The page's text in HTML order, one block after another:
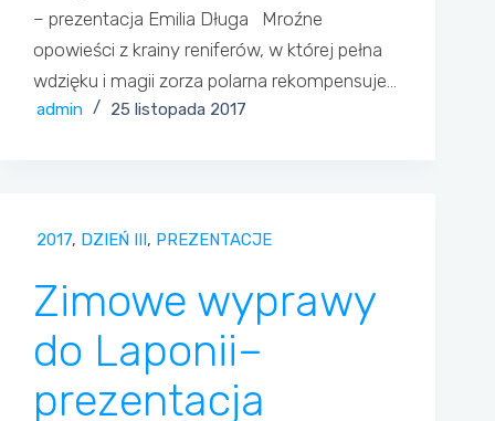
– prezentacja Emilia Długa Mroźne
opowieści z krainy reniferów, w której pełna
wdzięku i magii zorza polarna rekompensuje…
admin 25 listopada 2017
2017, DZIEŃ III, PREZENTACJE
Zimowe wyprawy
do Laponii–
prezentacja